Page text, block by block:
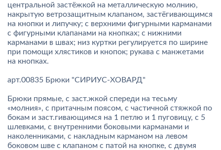
центральной застёжкой на металлическую молнию,
накрытую ветрозащитным клапаном, застёгивающимся
на кнопки и липучку; с верхними фигурными карманами
с фигурными клапанами на кнопках; с нижними
карманами в швах; низ куртки регулируется по ширине
при помощи хлястиков и кнопок; рукава с манжетами
на кнопках.
арт.00835 Брюки "СИРИУС-ХОВАРД"
Брюки прямые, с заст.жкой спереди на тесьму
«молния», с притачным поясом, с частичной стяжкой по
бокам и заст.гивающимся на 1 петлю и 1 пуговицу, с 5
шлевками, с внутренними боковыми карманами и
наколенниками, с накладным карманом на левом
боковом шве с клапаном с патой на кнопке, с двумя